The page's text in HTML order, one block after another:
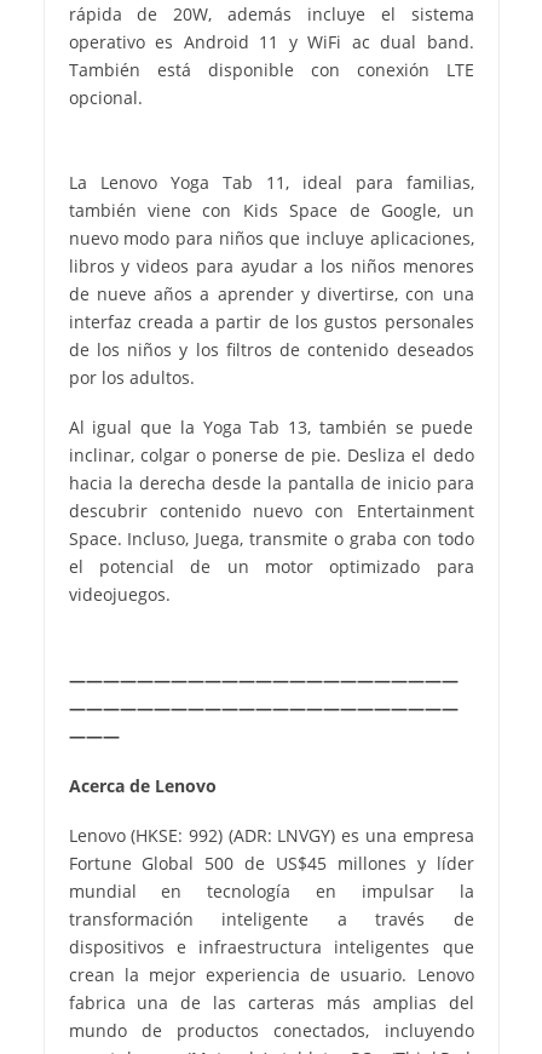
rápida de 20W, además incluye el sistema
operativo es Android 11 y WiFi ac dual band.
También está disponible con conexión LTE
opcional.
La Lenovo Yoga Tab 11, ideal para familias,
también viene con Kids Space de Google, un
nuevo modo para niños que incluye aplicaciones,
libros y videos para ayudar a los niños menores
de nueve años a aprender y divertirse, con una
interfaz creada a partir de los gustos personales
de los niños y los filtros de contenido deseados
por los adultos.
Al igual que la Yoga Tab 13, también se puede
inclinar, colgar o ponerse de pie. Desliza el dedo
hacia la derecha desde la pantalla de inicio para
descubrir contenido nuevo con Entertainment
Space. Incluso, Juega, transmite o graba con todo
el potencial de un motor optimizado para
videojuegos.
———————————————————————
———————————————————————
———
Acerca de Lenovo
Lenovo (HKSE: 992) (ADR: LNVGY) es una empresa
Fortune Global 500 de US$45 millones y líder
mundial en tecnología en impulsar la
transformación inteligente a través de
dispositivos e infraestructura inteligentes que
crean la mejor experiencia de usuario. Lenovo
fabrica una de las carteras más amplias del
mundo de productos conectados, incluyendo